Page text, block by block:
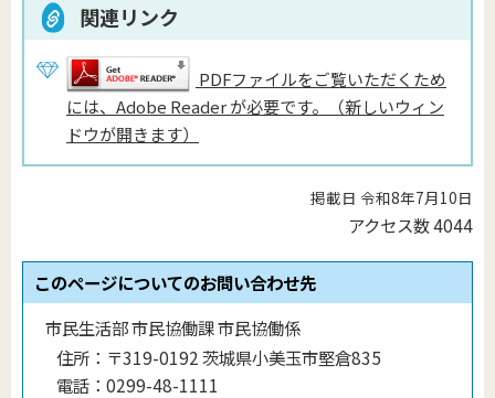
関連リンク
PDFファイルをご覧いただくため
には、Adobe Reader が必要です。（新しいウィン
ドウが開きます）
掲載日 令和8年7月10日
アクセス数4044
このページについてのお問い合わせ先
市民生活部 市民協働課 市民協働係
住所： 〒319-0192 茨城県小美玉市堅倉835
電話： 0299-48-1111